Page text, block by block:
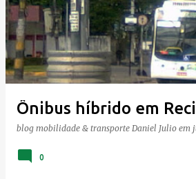
Ônibus híbrido em
blog mobilidade & transporte Daniel Julio em
0